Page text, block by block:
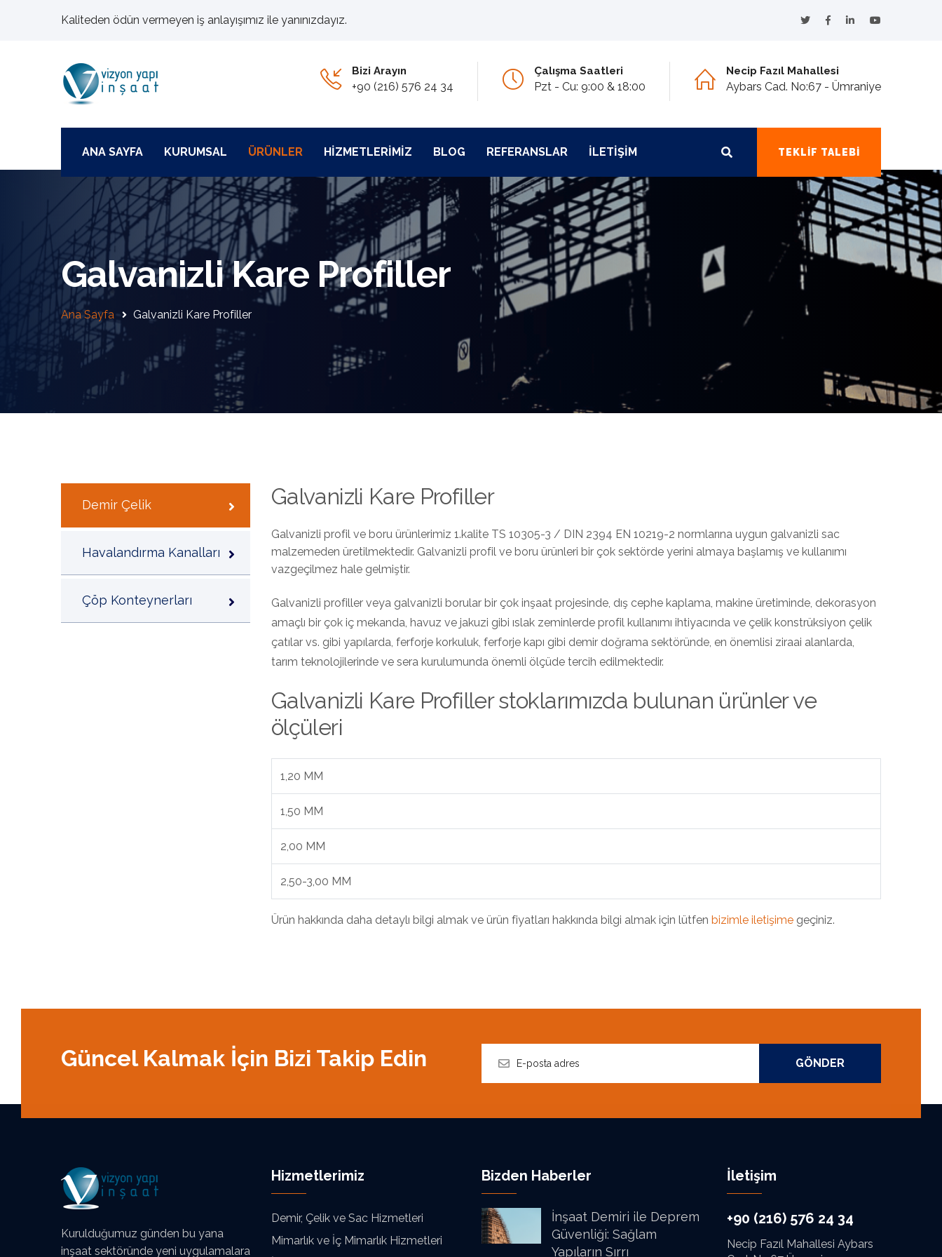
Kaliteden ödün vermeyen iş anlayışımız ile yanınızdayız.
Bizi Arayın
+90 (216) 576 24 34
Çalışma Saatleri
Pzt - Cu: 9:00 & 18:00
Necip Fazıl Mahallesi
Aybars Cad. No:67 - Ümraniye
ANA SAYFA KURUMSAL ÜRÜNLER HIZMETLERIMIZ BLOG REFERANSLAR İLETIŞIM TEKLIF TALEBI
Galvanizli Kare Profiller
Ana Sayfa Galvanizli Kare Profiller
Demir Çelik
Havalandırma Kanalları
Çöp Konteynerları
Galvanizli Kare Profiller
Galvanizli profil ve boru ürünlerimiz 1.kalite TS 10305-3 / DIN 2394 EN 10219-2 normlarına uygun galvanizli sac
malzemeden üretilmektedir. Galvanizli profil ve boru ürünleri bir çok sektörde yerini almaya başlamış ve kullanımı
vazgeçilmez hale gelmiştir.
Galvanizli profiller veya galvanizli borular bir çok inşaat projesinde, dış cephe kaplama, makine üretiminde, dekorasyon
amaçlı bir çok iç mekanda, havuz ve jakuzi gibi ıslak zeminlerde profil kullanımı ihtiyacında ve çelik konstrüksiyon çelik
çatılar vs. gibi yapılarda, ferforje korkuluk, ferforje kapı gibi demir doğrama sektöründe, en önemlisi ziraai alanlarda,
tarım teknolojilerinde ve sera kurulumunda önemli ölçüde tercih edilmektedir.
Galvanizli Kare Profiller stoklarımızda bulunan ürünler ve
ölçüleri
1,20 MM
1,50 MM
2,00 MM
2,50-3,00 MM
Ürün hakkında daha detaylı bilgi almak ve ürün fiyatları hakkında bilgi almak için lütfen bizimle iletişime geçiniz.
Güncel Kalmak İçin Bizi Takip Edin GÖNDER
Kurulduğumuz günden bu yana
inşaat sektöründe yeni uygulamalara
Hizmetlerimiz
Demir, Çelik ve Sac Hizmetleri
Mimarlık ve İç Mimarlık Hizmetleri
Bizden Haberler
İnşaat Demiri ile Deprem
Güvenliği: Sağlam
Yapıların Sırrı
İletişim
+90 (216) 576 24 34
Necip Fazıl Mahallesi Aybars